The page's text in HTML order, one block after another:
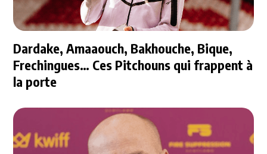
Dardake, Amaaouch, Bakhouche, Bique,
Frechingues… Ces Pitchouns qui frappent à
la porte